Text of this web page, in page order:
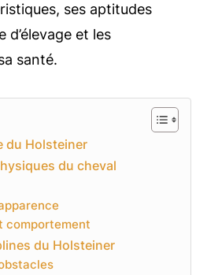
ses aptitudes
et les
santé.
du Holsteiner
du cheval
comportement
du Holsteiner